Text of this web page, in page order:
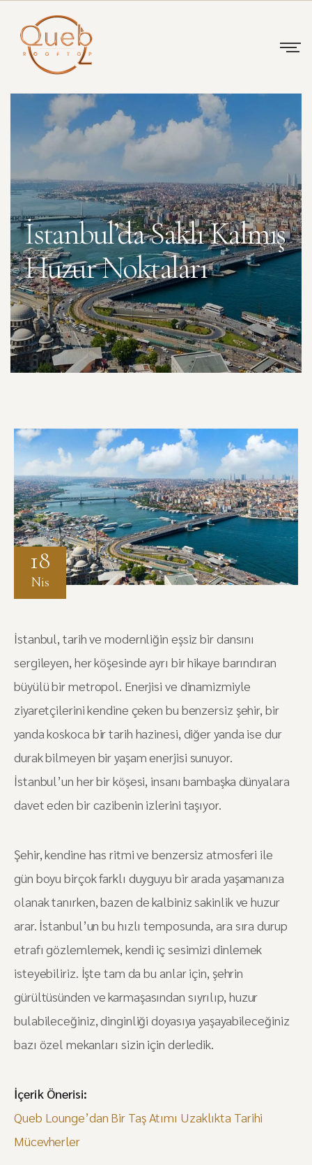
İstanbul’da Saklı Kalmış
Huzur Noktaları
18
Nis
İstanbul, tarih ve modernliğin eşsiz bir dansını
sergileyen, her köşesinde ayrı bir hikaye barındıran
büyülü bir metropol. Enerjisi ve dinamizmiyle
ziyaretçilerini kendine çeken bu benzersiz şehir, bir
yanda koskoca bir tarih hazinesi, diğer yanda ise dur
durak bilmeyen bir yaşam enerjisi sunuyor.
İstanbul’un her bir köşesi, insanı bambaşka dünyalara
davet eden bir cazibenin izlerini taşıyor.
Şehir, kendine has ritmi ve benzersiz atmosferi ile
gün boyu birçok farklı duyguyu bir arada yaşamanıza
olanak tanırken, bazen de kalbiniz sakinlik ve huzur
arar. İstanbul’un bu hızlı temposunda, ara sıra durup
etrafı gözlemlemek, kendi iç sesimizi dinlemek
isteyebiliriz. İşte tam da bu anlar için, şehrin
gürültüsünden ve karmaşasından sıyrılıp, huzur
bulabileceğiniz, dinginliği doyasıya yaşayabileceğiniz
bazı özel mekanları sizin için derledik.
İçerik Önerisi:
Queb Lounge’dan Bir Taş Atımı Uzaklıkta Tarihi
Mücevherler